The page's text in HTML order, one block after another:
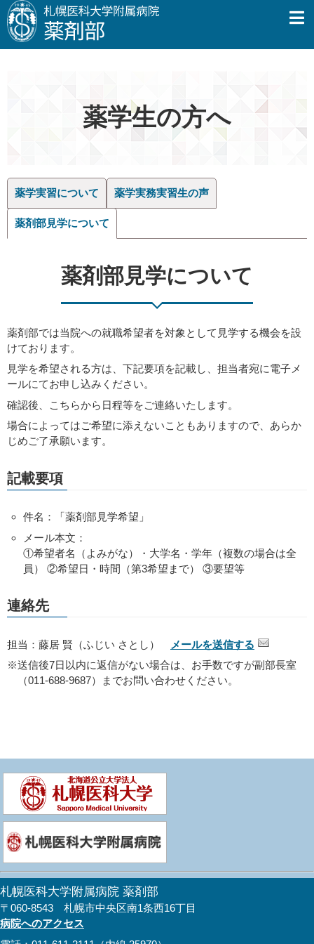
薬学生の方へ
薬学実習について 薬学実務実習生の声
薬剤部見学について
薬剤部見学について
薬剤部では当院への就職希望者を対象として見学する機会を設
けております。
見学を希望される方は、下記要項を記載し、担当者宛に電子メ
ールにてお申し込みください。
確認後、こちらから日程等をご連絡いたします。
場合によってはご希望に添えないこともありますので、あらか
じめご了承願います。
記載要項
件名：「薬剤部見学希望」
メール本文：
①希望者名（よみがな）・大学名・学年（複数の場合は全
員） ②希望日・時間（第3希望まで） ③要望等
連絡先
担当：藤居 賢（ふじい さとし）
メールを送信する
※送信後7日以内に返信がない場合は、お手数ですが副部長室
（011-688-9687）までお問い合わせください。
札幌医科大学附属病院 薬剤部
〒060-8543 札幌市中央区南1条西16丁目
病院へのアクセス